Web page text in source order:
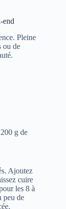
end
Pleine
ou de
g de
Ajoutez
cuire
les 8 à
peu de